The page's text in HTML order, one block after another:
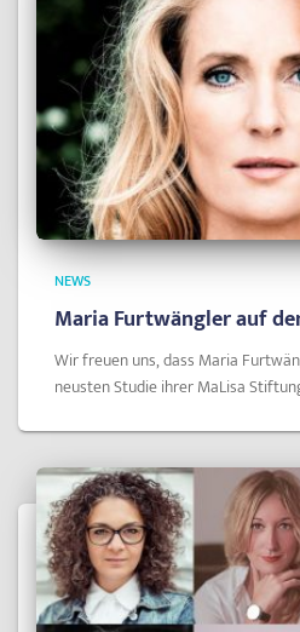
NEWS
Maria Furtwängler auf
Wir freuen uns, dass Maria
neusten Studie ihrer MaLisa